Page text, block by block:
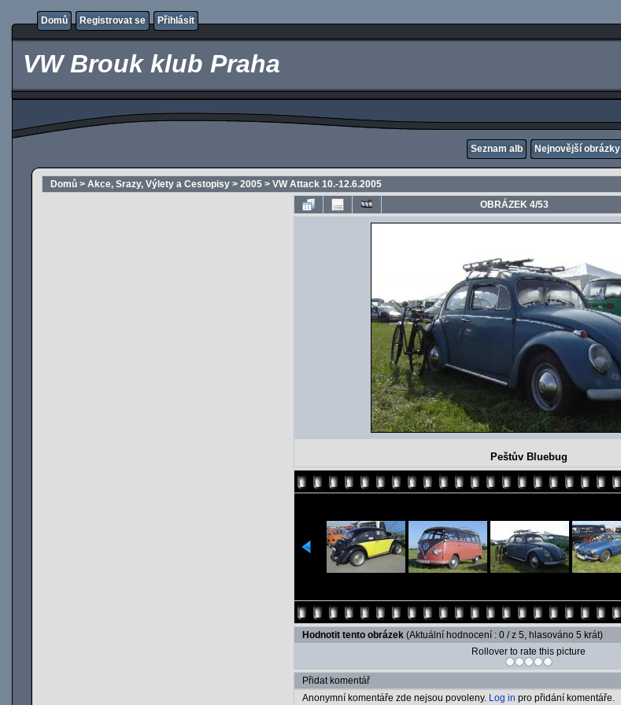
Domů Registrovat se Přihlásit
VW Brouk klub Praha
Seznam alb Nejnovější obrázky
Domů > Akce, Srazy, Výlety a Cestopisy > 2005 > VW Attack 10.-12.6.2005
OBRÁZEK 4/53
Peštův Bluebug
Hodnotit tento obrázek (Aktuální hodnocení : 0 / z 5, hlasováno 5 krát)
Rollover to rate this picture
Přidat komentář
Anonymní komentáře zde nejsou povoleny. Log in pro přidání komentáře.